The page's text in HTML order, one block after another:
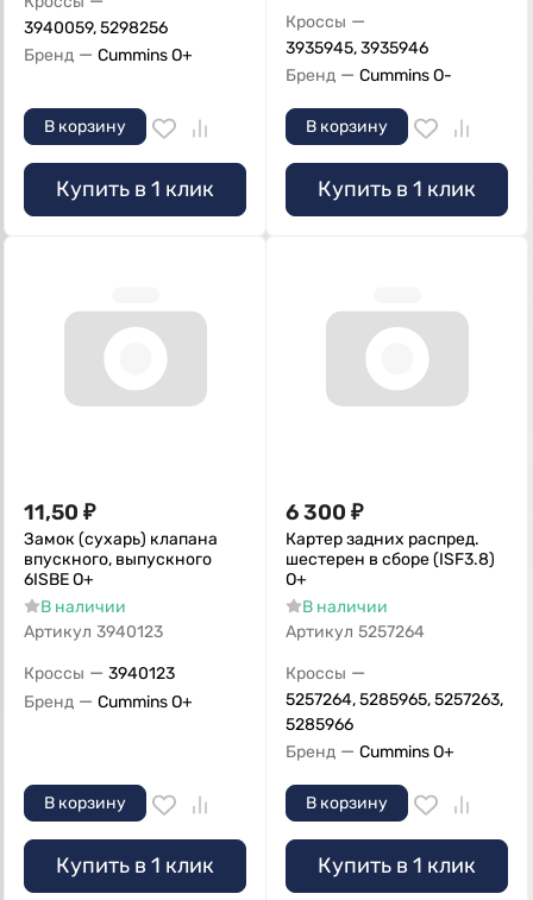
3940059, 5298256
Бренд — Cummins O+
В корзину
Купить в 1 клик
Кроссы —
3935945, 3935946
Бренд — Cummins O-
В корзину
Купить в 1 клик
11,50 ₽
Замок (сухарь) клапана
впускного, выпускного
6ISBE О+
В наличии
Артикул 3940123
Кроссы — 3940123
Бренд — Cummins O+
В корзину
Купить в 1 клик
6 300 ₽
Картер задних распред.
шестерен в сборе (ISF3.8)
О+
В наличии
Артикул 5257264
Кроссы —
5257264, 5285965, 5257263,
5285966
Бренд — Cummins O+
В корзину
Купить в 1 клик